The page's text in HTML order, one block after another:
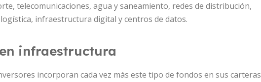
telecomunicaciones, agua y saneamiento, redes de distribución,
infraestructura digital y centros de datos.
infraestructura
incorporan cada vez más este tipo de fondos en sus carteras